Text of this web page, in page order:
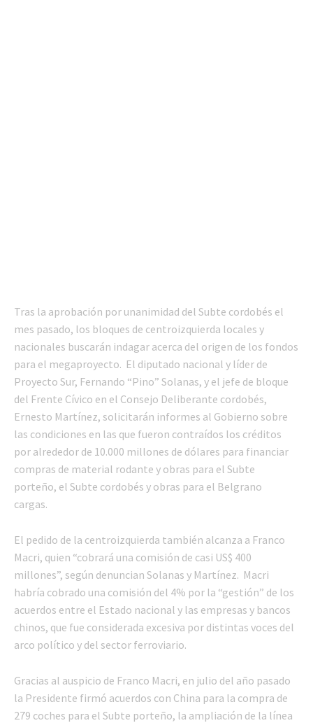
Tras la aprobación por unanimidad del Subte cordobés el
mes pasado, los bloques de centroizquierda locales y
nacionales buscarán indagar acerca del origen de los fondos
para el megaproyecto. El diputado nacional y líder de
Proyecto Sur, Fernando “Pino” Solanas, y el jefe de bloque
del Frente Cívico en el Consejo Deliberante cordobés,
Ernesto Martínez, solicitarán informes al Gobierno sobre
las condiciones en las que fueron contraídos los créditos
por alrededor de 10.000 millones de dólares para financiar
compras de material rodante y obras para el Subte
porteño, el Subte cordobés y obras para el Belgrano
cargas.
El pedido de la centroizquierda también alcanza a Franco
Macri, quien “cobrará una comisión de casi US$ 400
millones”, según denuncian Solanas y Martínez. Macri
habría cobrado una comisión del 4% por la “gestión” de los
acuerdos entre el Estado nacional y las empresas y bancos
chinos, que fue considerada excesiva por distintas voces del
arco político y del sector ferroviario.
Gracias al auspicio de Franco Macri, en julio del año pasado
la Presidente firmó acuerdos con China para la compra de
279 coches para el Subte porteño, la ampliación de la línea